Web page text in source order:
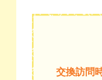
交換訪問